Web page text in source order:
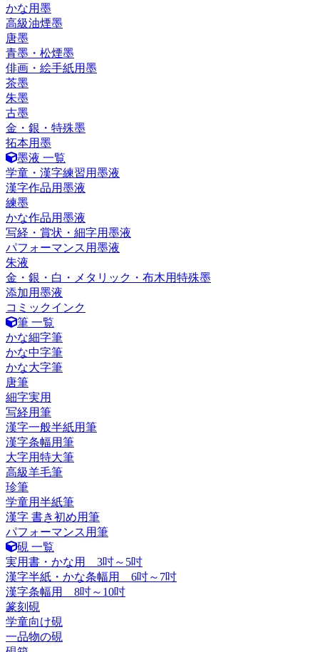
かな用墨
高級油煙墨
唐墨
青墨・松煙墨
俳画・絵手紙用墨
茶墨
朱墨
古墨
金・銀・特殊墨
拓本用墨
墨液 一覧
学童・漢字練習用墨液
漢字作品用墨液
練墨
かな作品用墨液
写経・賞状・細字用墨液
パフォーマンス用墨液
朱液
金・銀・白・メタリック・布木用特殊墨
添加用墨液
コミックインク
筆 一覧
かな細字筆
かな中字筆
かな大字筆
唐筆
細字実用
写経用筆
漢字一般半紙用筆
漢字条幅用筆
大字用特大筆
高級羊毛筆
珍筆
学童用半紙筆
漢字 書き初め用筆
パフォーマンス用筆
硯 一覧
実用書・かな用 3吋～5吋
漢字半紙・かな条幅用 6吋～7吋
漢字条幅用 8吋～10吋
篆刻硯
学童向け硯
一品物の硯